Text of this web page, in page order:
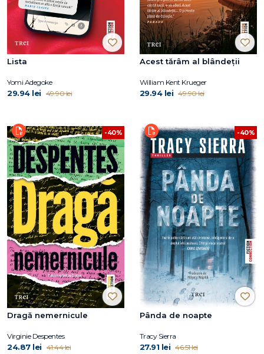
Lista
Yomi Adegoke
29.94 lei 49.90 lei
Acest tărâm al blândeții
William Kent Krueger
29.94 lei 49.90 lei
-40%
Dragă nemernicule
Virginie Despentes
24.87 lei 41.44 lei
-40%
Pânda de noapte
Tracy Sierra
27.91 lei 46.51 lei